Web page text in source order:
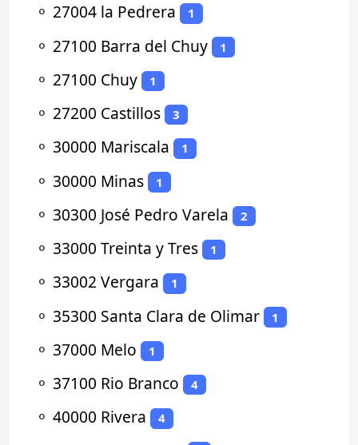
⚬ 27004 la Pedrera 1
⚬ 27100 Barra del Chuy 1
⚬ 27100 Chuy 1
⚬ 27200 Castillos 3
⚬ 30000 Mariscala 1
⚬ 30000 Minas 1
⚬ 30300 José Pedro Varela 2
⚬ 33000 Treinta y Tres 1
⚬ 33002 Vergara 1
⚬ 35300 Santa Clara de Olimar 1
⚬ 37000 Melo 1
⚬ 37100 Rio Branco 4
⚬ 40000 Rivera 4